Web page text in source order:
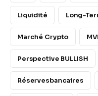
Liquidité Long-
Marché Crypto
Perspective BULLISH
Réservesbancaires